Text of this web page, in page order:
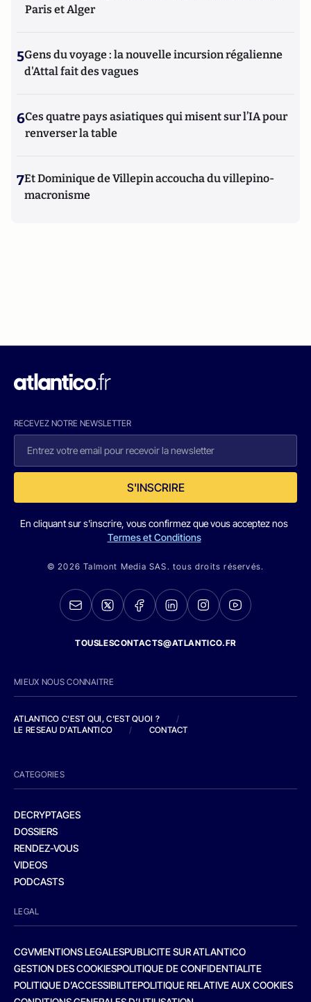
Paris et Alger
5Gens du voyage : la nouvelle incursion régalienne
d'Attal fait des vagues
6Ces quatre pays asiatiques qui misent sur l’IA pour
renverser la table
7Et Dominique de Villepin accoucha du villepino-
macronisme
RECEVEZ NOTRE NEWSLETTER
S'INSCRIRE
En cliquant sur s'inscrire, vous confirmez que vous acceptez nos
Termes et Conditions
© 2026 Talmont Media SAS. tous droits réservés.
TOUSLESCONTACTS@ATLANTICO.FR
MIEUX NOUS CONNAITRE
ATLANTICO C'EST QUI, C'EST QUOI ?
/
LE RESEAU D'ATLANTICO
/ CONTACT
CATEGORIES
DECRYPTAGES
DOSSIERS
RENDEZ-VOUS
VIDEOS
PODCASTS
LEGAL
CGVMENTIONS LEGALESPUBLICITE SUR ATLANTICO
GESTION DES COOKIESPOLITIQUE DE CONFIDENTIALITE
POLITIQUE D’ACCESSIBILITEPOLITIQUE RELATIVE AUX COOKIES